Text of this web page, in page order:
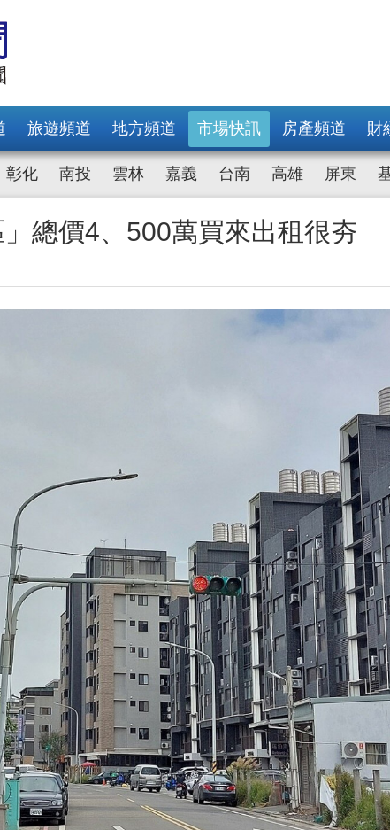
旅遊頻道 地方頻道 市場快訊 房產頻道 財
彰化 南投 雲林 嘉義 台南 高雄 屏東
總價4、500萬買來出租很夯